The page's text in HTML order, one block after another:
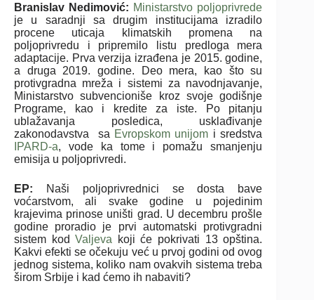
Branislav Nedimović: Ministarstvo poljoprivrede
je u saradnji sa drugim institucijama izradilo
procene uticaja klimatskih promena na
poljoprivredu i pripremilo listu predloga mera
adaptacije. Prva verzija izrađena je 2015. godine,
a druga 2019. godine. Deo mera, kao što su
protivgradna mreža i sistemi za navodnjavanje,
Ministarstvo subvencioniše kroz svoje godišnje
Programe, kao i kredite za iste. Po pitanju
ublažavanja posledica, usklađivanje
zakonodavstva sa Evropskom unijom i sredstva
IPARD-a, vode ka tome i pomažu smanjenju
emisija u poljoprivredi.
EP:
Naši poljoprivrednici se dosta bave
voćarstvom, ali svake godine u pojedinim
krajevima prinose uništi grad. U decembru prošle
godine proradio je prvi automatski protivgradni
sistem kodValjeva
koji će pokrivati 13 opština.
Kakvi efekti se očekuju već u prvoj godini od ovog
jednog sistema, koliko nam ovakvih sistema treba
širom Srbije i kad ćemo ih nabaviti?